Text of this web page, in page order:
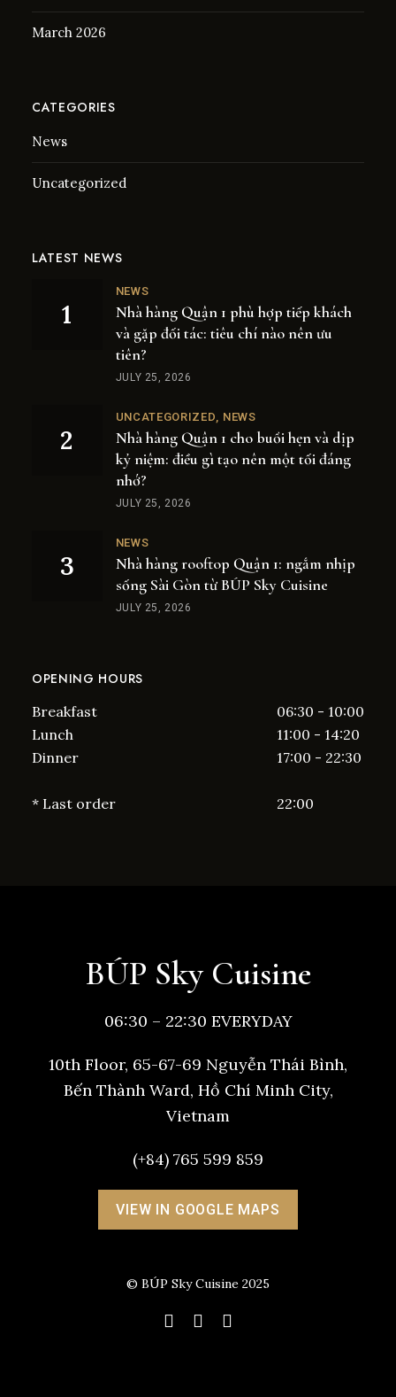
March 2026
CATEGORIES
News
Uncategorized
LATEST NEWS
NEWS
Nhà hàng Quận 1 phù hợp tiếp khách
và gặp đối tác: tiêu chí nào nên ưu
tiên?
JULY 25, 2026
UNCATEGORIZED NEWS
Nhà hàng Quận 1 cho buổi hẹn và dịp
kỷ niệm: điều gì tạo nên một tối đáng
nhớ?
JULY 25, 2026
NEWS
Nhà hàng rooftop Quận 1: ngắm nhịp
sống Sài Gòn từ BÚP Sky Cuisine
JULY 25, 2026
OPENING HOURS
Breakfast
06:30 - 10:00
Lunch
11:00 - 14:20
Dinner
17:00 - 22:30
* Last order 22:00
BÚP Sky Cuisine
06:30 – 22:30 EVERYDAY
10th Floor, 65-67-69 Nguyễn Thái Bình,
Bến Thành Ward, Hồ Chí Minh City,
Vietnam
(+84) 765 599 859
VIEW IN GOOGLE MAPS
© BÚP Sky Cuisine 2025